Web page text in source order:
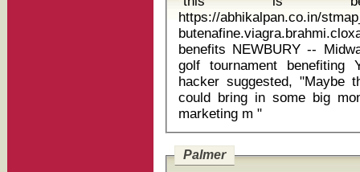
https://abhikalpan.co.in/
benefits NEWBURY -- Midway through the morning of the annual
golf tournament benefiting
hacker suggested, "Maybe
could bring in some big
marketing m "
Palmer